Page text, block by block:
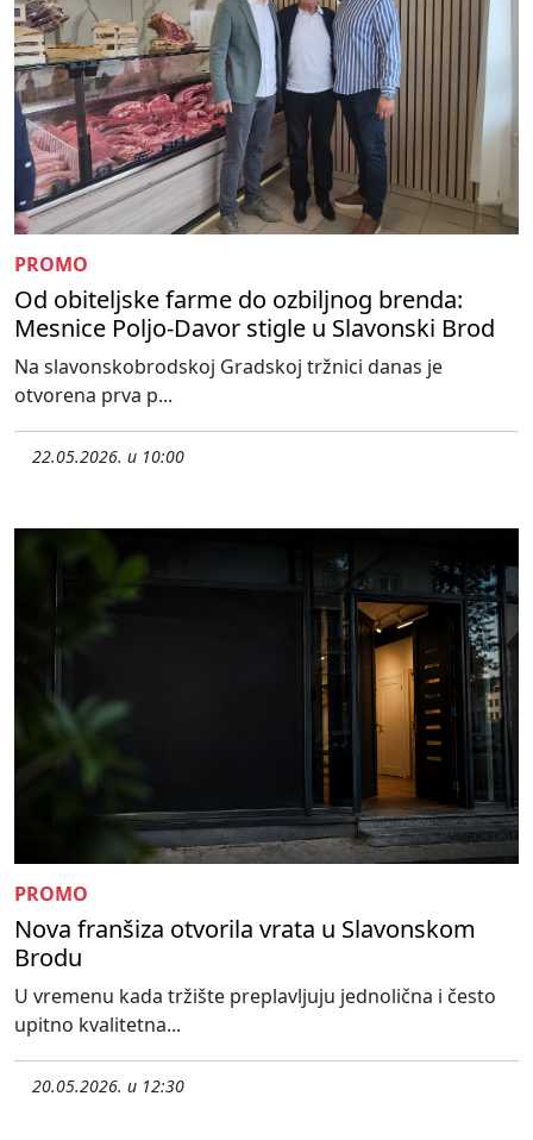
PROMO
Od obiteljske farme do ozbiljnog brenda:
Mesnice Poljo-Davor stigle u Slavonski Brod
Na slavonskobrodskoj Gradskoj tržnici danas je
otvorena prva p...
22.05.2026. u 10:00
PROMO
Nova franšiza otvorila vrata u Slavonskom
Brodu
U vremenu kada tržište preplavljuju jednolična i često
upitno kvalitetna...
20.05.2026. u 12:30